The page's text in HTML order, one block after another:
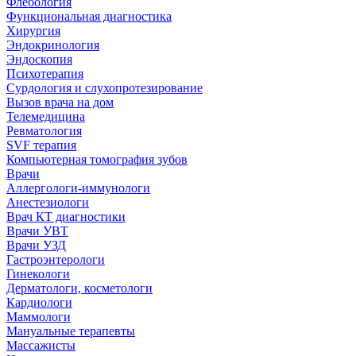
Функциональная диагностика
Хирургия
Эндокринология
Эндоскопия
Психотерапия
Сурдология и слухопротезирование
Вызов врача на дом
Телемедицина
Ревматология
SVF терапия
Компьютерная томография зубов
Врачи
Аллергологи-иммунологи
Анестезиологи
Врач КТ диагностики
Врачи УВТ
Врачи УЗД
Гастроэнтерологи
Гинекологи
Дерматологи, косметологи
Кардиологи
Маммологи
Мануальные терапевты
Массажисты